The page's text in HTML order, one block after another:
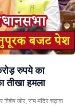
रुपये का
तीखा हमला
विशेष जोर; राम मंदिर चढ़ावा